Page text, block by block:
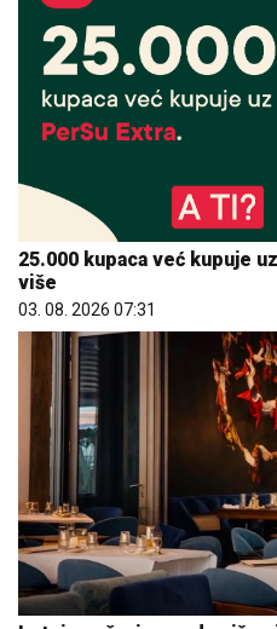
25.000 kupaca već kupuje
više
03. 08. 2026 07:31